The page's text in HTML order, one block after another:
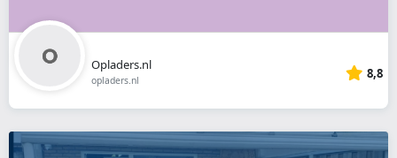
Opladers.nl
opladers.nl 8,8